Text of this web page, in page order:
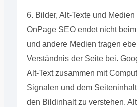
6. Bilder, Alt-Texte und
OnPage SEO endet nicht
und andere Medien tragen
Verständnis der Seite bei.
Alt-Text zusammen mit
Signalen und dem
den Bildinhalt zu verstehen.